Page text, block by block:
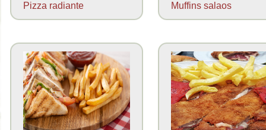
Pizza radiante Muffins salaos